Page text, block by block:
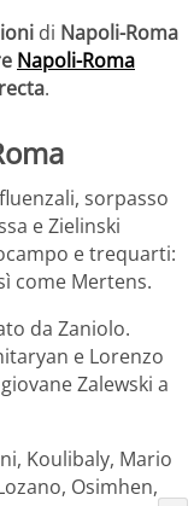
di Napoli-Roma
Napoli-Roma
.
sorpasso
e Zielinski
e trequarti:
come Mertens.
da Zaniolo.
e Lorenzo
Zalewski a
Koulibaly, Mario
Osimhen,